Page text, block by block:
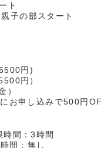
ト
子の部スタート
円)
円）
）
お申し込みで500円
間：3時間
間：無し